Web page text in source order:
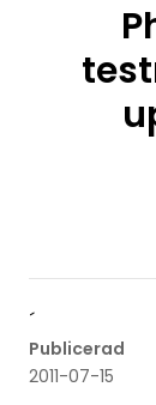
´
Publicerad
2011-07-15